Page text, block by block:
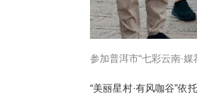
参加普洱市“七彩云南·
“美丽星村·有风咖谷”依